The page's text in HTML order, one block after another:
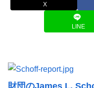
X
LINE
財団のJames L.